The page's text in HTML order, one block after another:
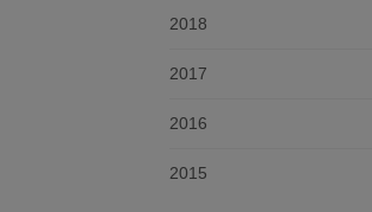
2018
2017
2016
2015